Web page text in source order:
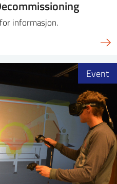
informasjon.
Event